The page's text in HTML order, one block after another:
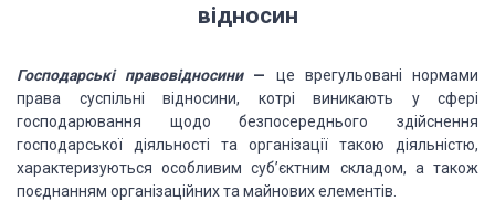
відносин
Господарські правовідносини — це врегульовані нормами
права суспільні відносини, котрі виникають у сфері
господарювання щодо безпосереднього здійснення
господарської діяльності та організації такою діяльністю,
характеризуються особливим суб’єктним складом, а також
поєднанням організаційних та майнових елементів.